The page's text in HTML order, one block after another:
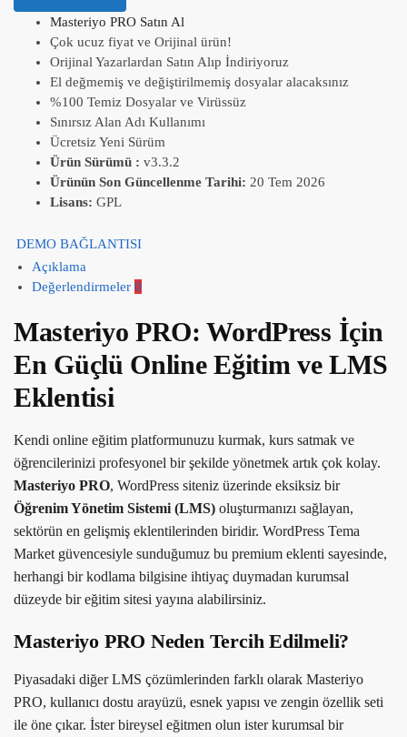
Masteriyo PRO Satın Al
Çok ucuz fiyat ve Orijinal ürün!
Orijinal Yazarlardan Satın Alıp İndiriyoruz
El değmemiş ve değiştirilmemiş dosyalar alacaksınız
%100 Temiz Dosyalar ve Virüssüz
Sınırsız Alan Adı Kullanımı
Ücretsiz Yeni Sürüm
Ürün Sürümü : v3.3.2
Ürünün Son Güncellenme Tarihi: 20 Tem 2026
Lisans: GPL
DEMO BAĞLANTISI
Açıklama
Değerlendirmeler 0
Masteriyo PRO: WordPress İçin
En Güçlü Online Eğitim ve LMS
Eklentisi
Kendi online eğitim platformunuzu kurmak, kurs satmak ve
öğrencilerinizi profesyonel bir şekilde yönetmek artık çok kolay.
Masteriyo PRO, WordPress siteniz üzerinde eksiksiz bir
Öğrenim Yönetim Sistemi (LMS) oluşturmanızı sağlayan,
sektörün en gelişmiş eklentilerinden biridir. WordPress Tema
Market güvencesiyle sunduğumuz bu premium eklenti sayesinde,
herhangi bir kodlama bilgisine ihtiyaç duymadan kurumsal
düzeyde bir eğitim sitesi yayına alabilirsiniz.
Masteriyo PRO Neden Tercih Edilmeli?
Piyasadaki diğer LMS çözümlerinden farklı olarak Masteriyo
PRO, kullanıcı dostu arayüzü, esnek yapısı ve zengin özellik seti
ile öne çıkar. İster bireysel eğitmen olun ister kurumsal bir